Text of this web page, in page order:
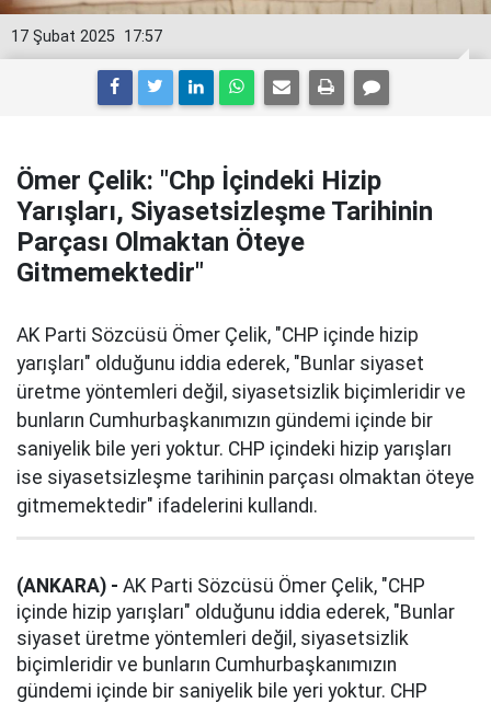
17:57
17 Şubat 2025
Ömer Çelik: "Chp İçindeki Hizip
Yarışları, Siyasetsizleşme Tarihinin
Parçası Olmaktan Öteye
Gitmemektedir"
AK Parti Sözcüsü Ömer Çelik, "CHP içinde hizip
yarışları" olduğunu iddia ederek, "Bunlar siyaset
üretme yöntemleri değil, siyasetsizlik biçimleridir ve
bunların Cumhurbaşkanımızın gündemi içinde bir
saniyelik bile yeri yoktur. CHP içindeki hizip yarışları
ise siyasetsizleşme tarihinin parçası olmaktan öteye
gitmemektedir" ifadelerini kullandı.
(ANKARA) - AK Parti Sözcüsü Ömer Çelik, "CHP
içinde hizip yarışları" olduğunu iddia ederek, "Bunlar
siyaset üretme yöntemleri değil, siyasetsizlik
biçimleridir ve bunların Cumhurbaşkanımızın
gündemi içinde bir saniyelik bile yeri yoktur. CHP